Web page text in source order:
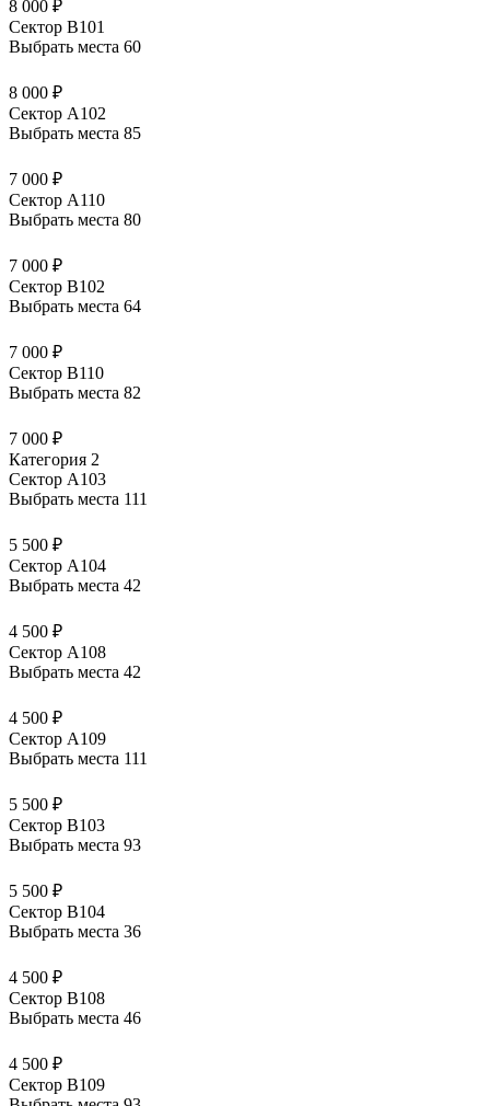
8 000 ₽
Сектор В101
Выбрать места 60
8 000 ₽
Сектор А102
Выбрать места 85
7 000 ₽
Сектор А110
Выбрать места 80
7 000 ₽
Сектор В102
Выбрать места 64
7 000 ₽
Сектор В110
Выбрать места 82
7 000 ₽
Категория 2
Сектор А103
Выбрать места 111
5 500 ₽
Сектор А104
Выбрать места 42
4 500 ₽
Сектор А108
Выбрать места 42
4 500 ₽
Сектор А109
Выбрать места 111
5 500 ₽
Сектор В103
Выбрать места 93
5 500 ₽
Сектор В104
Выбрать места 36
4 500 ₽
Сектор В108
Выбрать места 46
4 500 ₽
Сектор В109